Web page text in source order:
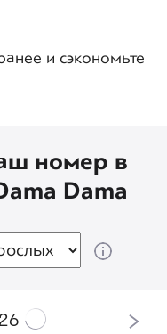
и сэкономьте
номер в
Dama